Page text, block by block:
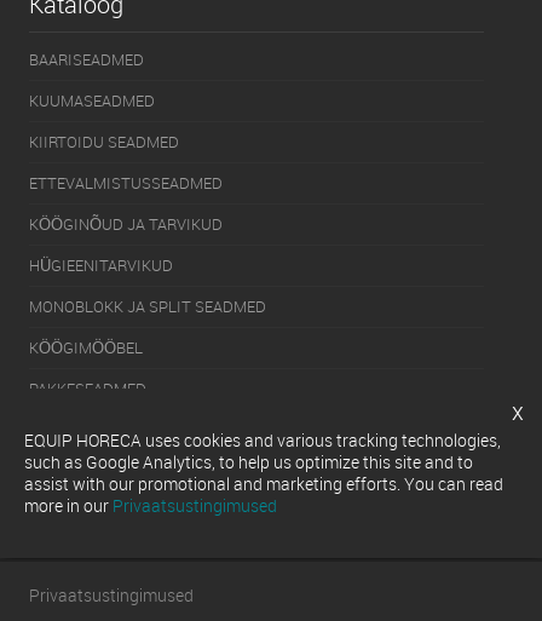
BAARISEADMED
KUUMASEADMED
KIIRTOIDU SEADMED
ETTEVALMISTUSSEADMED
KÖÖGINÕUD JA TARVIKUD
HÜGIEENITARVIKUD
MONOBLOKK JA SPLIT SEADMED
KÖÖGIMÖÖBEL
PAKKESEADMED
KÜLMUTUSSEADMED
SERVEERIMISSEADMED
NÕUDEPESUMASINAD
Privaatsustingimused
x
EQUIP HORECA uses cookies and various tracking technologies,
such as Google Analytics, to help us optimize this site and to
assist with our promotional and marketing efforts. You can read
more in our Privaatsustingimused